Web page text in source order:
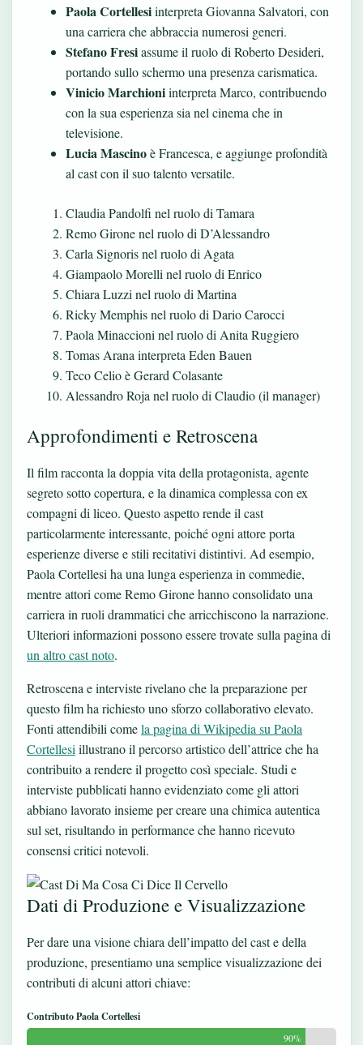
Paola Cortellesiinterpreta Giovanna Salvatori, con
una carriera che abbraccia numerosi generi.
Stefano Fresiassume il ruolo di Roberto Desideri,
portando sullo schermo una presenza carismatica.
Vinicio Marchioniinterpreta Marco, contribuendo
con la sua esperienza sia nel cinema che in
televisione.
Lucia Mascinoè Francesca, e aggiunge profondità
al cast con il suo talento versatile.
Claudia Pandolfi nel ruolo di Tamara
Remo Girone nel ruolo di D’Alessandro
Carla Signoris nel ruolo di Agata
Giampaolo Morelli nel ruolo di Enrico
Chiara Luzzi nel ruolo di Martina
Ricky Memphis nel ruolo di Dario Carocci
Paola Minaccioni nel ruolo di Anita Ruggiero
Tomas Arana interpreta Eden Bauen
Teco Celio è Gerard Colasante
Alessandro Roja nel ruolo di Claudio (il manager)
Approfondimenti e Retroscena
Il film racconta la doppia vita della protagonista, agente
segreto sotto copertura, e la dinamica complessa con ex
compagni di liceo. Questo aspetto rende il cast
particolarmente interessante, poiché ogni attore porta
esperienze diverse e stili recitativi distintivi. Ad esempio,
Paola Cortellesi ha una lunga esperienza in commedie,
mentre attori come Remo Girone hanno consolidato una
carriera in ruoli drammatici che arricchiscono la narrazione.
Ulteriori informazioni possono essere trovate sulla pagina di
un altro cast noto.
Retroscena e interviste rivelano che la preparazione per
questo film ha richiesto uno sforzo collaborativo elevato.
Fonti attendibili comela pagina di Wikipedia su Paola
Cortellesiillustrano il percorso artistico dell’attrice che ha
contribuito a rendere il progetto così speciale. Studi e
interviste pubblicati hanno evidenziato come gli attori
abbiano lavorato insieme per creare una chimica autentica
sul set, risultando in performance che hanno ricevuto
consensi critici notevoli.
Dati di Produzione e Visualizzazione
Per dare una visione chiara dell’impatto del cast e della
produzione, presentiamo una semplice visualizzazione dei
contributi di alcuni attori chiave:
Contributo Paola Cortellesi
90%